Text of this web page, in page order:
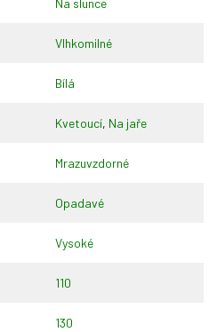
Na slunce
Vlhkomilné
Bílá
Kvetoucí, Na jaře
Mrazuvzdorné
Opadavé
Vysoké
110
130